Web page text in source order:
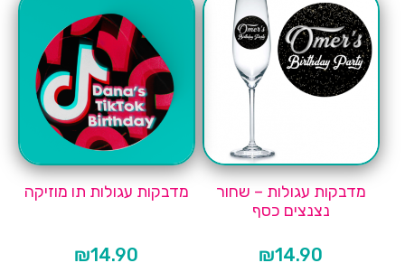
מדבקות עגולות – שחור
נצנצים כסף
₪14.90
מדבקות עגולות תו מוזיקה
₪14.90